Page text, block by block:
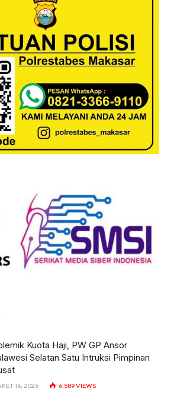
Kuota Haji, PW GP Ansor
Selatan Satu Intruksi Pimpinan
16, 2026 6,589VIEWS